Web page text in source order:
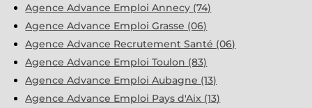
Agence Advance Emploi Annecy (74)
Agence Advance Emploi Grasse (06)
Agence Advance Recrutement Santé (06)
Agence Advance Emploi Toulon (83)
Agence Advance Emploi Aubagne (13)
Agence Advance Emploi Pays d'Aix (13)